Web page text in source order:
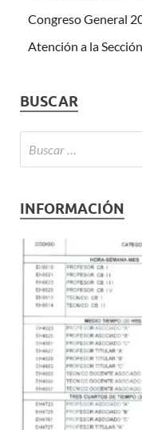
Congreso General
Atención a la
BUSCAR
INFORMACIÓN